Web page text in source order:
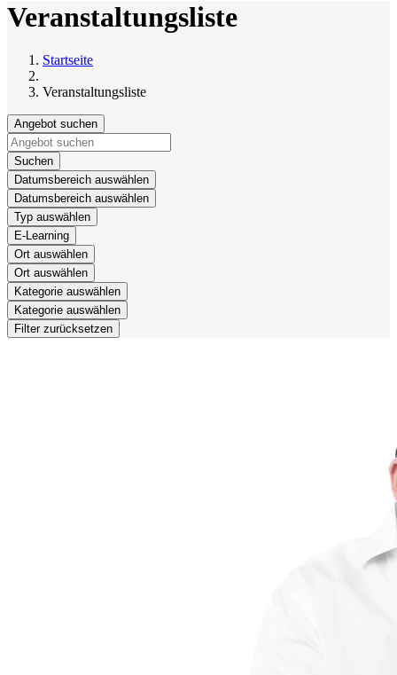
Veranstaltungsliste
Startseite
Veranstaltungsliste
Angebot suchen
Suchen
Datumsbereich auswählen
Datumsbereich auswählen
Typ auswählen
E-Learning
Ort auswählen
Ort auswählen
Kategorie auswählen
Kategorie auswählen
Filter zurücksetzen